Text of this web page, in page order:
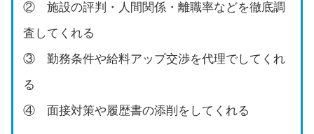
② 施設の評判・人間関係・離職率などを徹底調
査してくれる
③ 勤務条件や給料アップ交渉を代理でしてくれ
る
④ 面接対策や履歴書の添削をしてくれる